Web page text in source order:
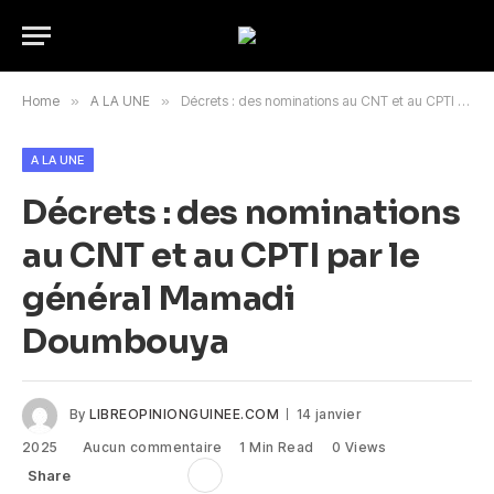
Home » A LA UNE » Décrets : des nominations au CNT et au CPTI par le général Mamadi Doumbouya
A LA UNE
Décrets : des nominations
au CNT et au CPTI par le
général Mamadi
Doumbouya
By LIBREOPINIONGUINEE.COM
14 janvier
2025
Aucun commentaire 1 Min Read 0 Views
Share